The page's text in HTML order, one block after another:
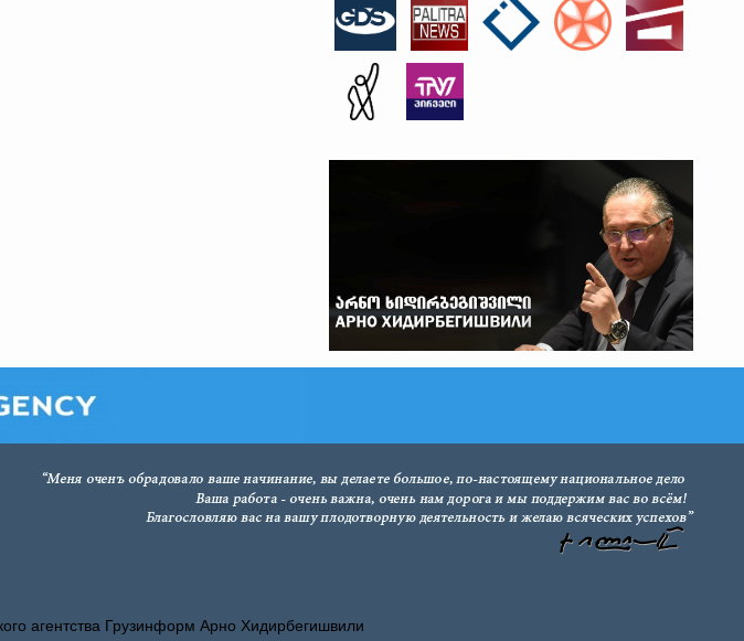
агентства Грузинформ Арно Хидирбегишвили